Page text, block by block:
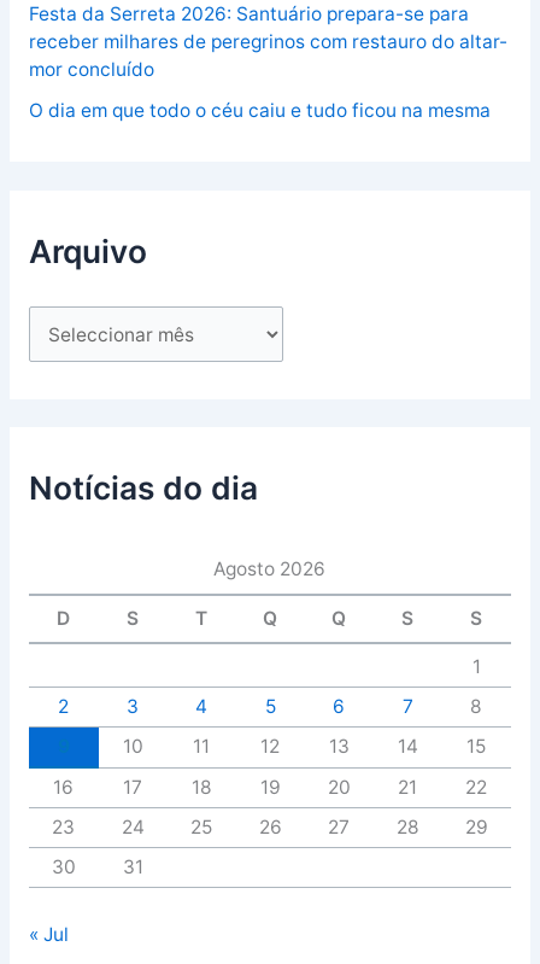
Festa da Serreta 2026: Santuário prepara-se para
receber milhares de peregrinos com restauro do altar-
mor concluído
O dia em que todo o céu caiu e tudo ficou na mesma
Arquivo
Notícias do dia
Agosto 2026
D S T Q Q S S
1
2
3 4 5 6 7
8
10 11 12 13 14
15
16
17 18 19 20 21
22
23
24 25 26 27 28
29
30
31
« Jul